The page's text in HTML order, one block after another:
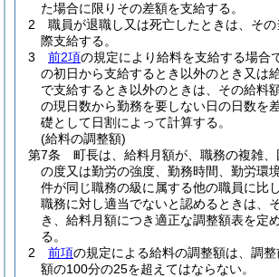
た場合に限りその差額を支給する。
2
職員が退職し又は死亡したときは、そ
際支給する。
3
前2項の規定により給料を支給する場合
の初日から支給するとき以外のとき又は
で支給するとき以外のときは、その給料
の現日数から勤務を要しない日の日数を
礎として日割によって計算する。
(給料の調整額)
第7条
町長は、給料月額が、職務の複雑
の度又は勤労の強度、勤務時間、勤労環
件が同じ職務の級に属する他の職員に比
職務に対し適当でないと認めるときは、
き、給料月額につき適正な調整額表を定
る。
2
前項の規定による給料の調整額は、調整
額の100分の25を超えてはならない。